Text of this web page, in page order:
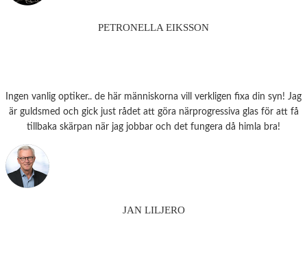
PETRONELLA EIKSSON
Ingen vanlig optiker.. de här människorna vill verkligen fixa din syn! Jag
är guldsmed och gick just rådet att göra närprogressiva glas för att få
tillbaka skärpan när jag jobbar och det fungera då himla bra!
JAN LILJERO